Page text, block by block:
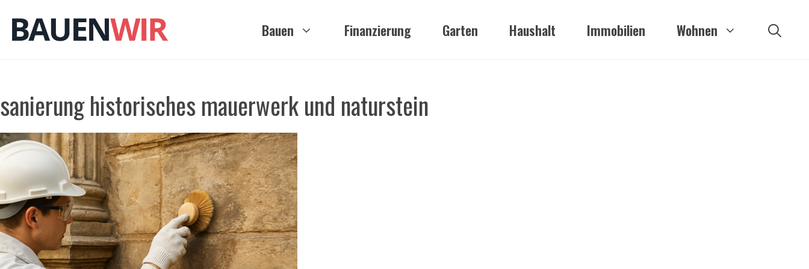
Inhalt
springen
Bauen Finanzierung Garten Haushalt Immobilien Wohnen
sanierung historisches mauerwerk und naturstein